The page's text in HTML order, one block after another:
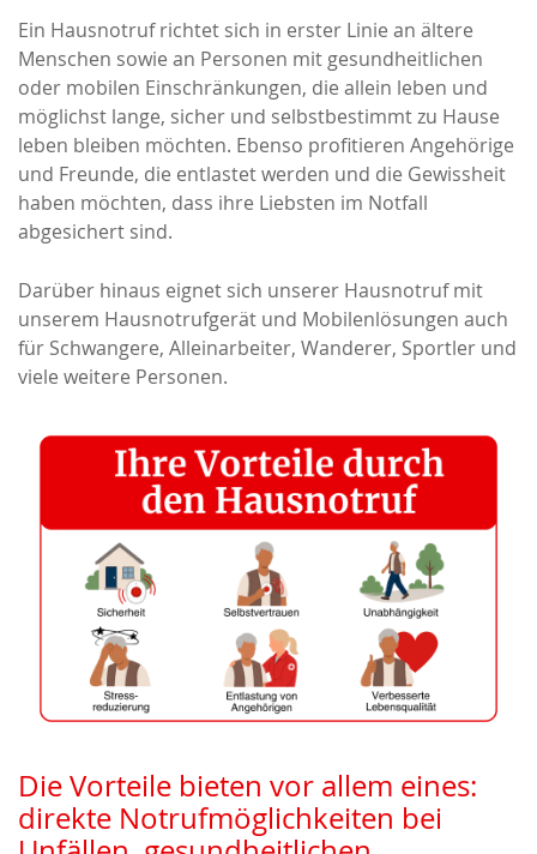
Ein Hausnotruf richtet sich in erster Linie an ältere
Menschen sowie an Personen mit gesundheitlichen
oder mobilen Einschränkungen, die allein leben und
möglichst lange, sicher und selbstbestimmt zu Hause
leben bleiben möchten. Ebenso profitieren Angehörige
und Freunde, die entlastet werden und die Gewissheit
haben möchten, dass ihre Liebsten im Notfall
abgesichert sind.
Darüber hinaus eignet sich unserer Hausnotruf mit
unserem Hausnotrufgerät und Mobilenlösungen auch
für Schwangere, Alleinarbeiter, Wanderer, Sportler und
viele weitere Personen.
Die Vorteile bieten vor allem eines:
direkte Notrufmöglichkeiten bei